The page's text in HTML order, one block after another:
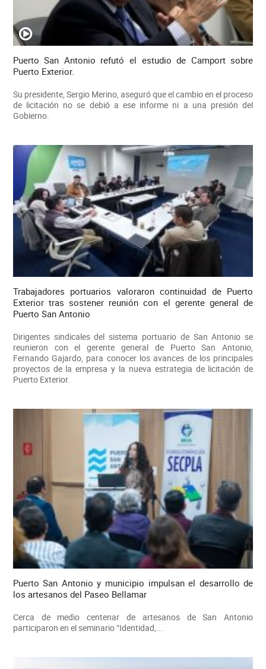
Puerto San Antonio refutó el estudio de Camport sobre
Puerto Exterior.
Su presidente, Sergio Merino, aseguró que el cambio en el proceso
de licitación no se debió a ese informe ni a una presión del
Gobierno.
Trabajadores portuarios valoraron continuidad de Puerto
Exterior tras sostener reunión con el gerente general de
Puerto San Antonio
Dirigentes sindicales del sistema portuario de San Antonio se
reunieron con el gerente general de Puerto San Antonio,
Fernando Gajardo, para conocer los avances de los principales
proyectos de la empresa y la nueva estrategia de licitación de
Puerto Exterior.
Puerto San Antonio y municipio impulsan el desarrollo de
los artesanos del Paseo Bellamar
Cerca de medio centenar de artesanos de San Antonio
participaron en el seminario “Identidad,...